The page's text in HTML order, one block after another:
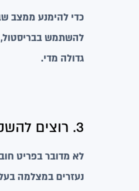
כדי להימנע ממצב
להשתמש בבריסטול,
גדולה מדי.
3. רוצים להשקיע? היעזרו בחצובה
לא מדובר בפריט
נעזרים במצלמה